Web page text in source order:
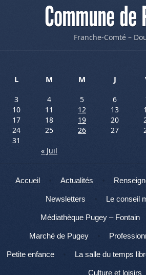
Commune de
Franche-Comté –
L
M M J
3
4 5 6
10
11 12 13
17
18 19 20
24
25 26 27
31
« Juil
Menu
Aller au contenu
Accueil Actualités
Newsletters Le conseil
Médiathèque Pugey – Fontain
Marché de Pugey
Petite enfance La salle du temps
Culture et loisirs